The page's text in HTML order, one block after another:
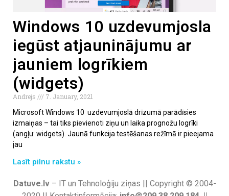
Windows 10 uzdevumjosla
iegūst atjauninājumu ar
jauniem logrīkiem
(widgets)
Andrejs
7. January, 2021
Microsoft Windows 10 uzdevumjoslā drīzumā parādīsies
izmaiņas – tai tiks pievienoti ziņu un laika prognožu logrīki
(angļu: widgets). Jaunā funkcija testēšanas režīmā ir pieejama
jau
Lasīt pilnu rakstu »
Datuve.lv– IT un Tehnoloģiju ziņas || Copyright © 2004-